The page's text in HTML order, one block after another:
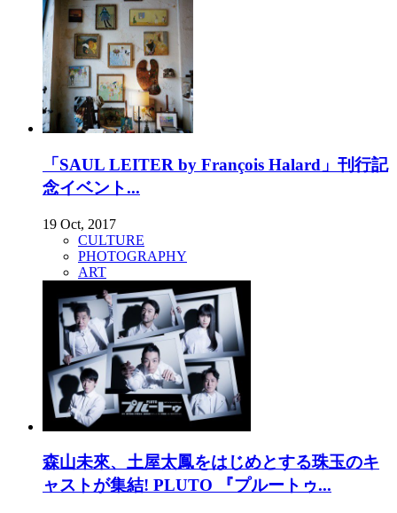
「SAUL LEITER by François Halard」刊行記
念イベント...
19 Oct, 2017
CULTURE
PHOTOGRAPHY
ART
森山未來、土屋太鳳をはじめとする珠玉のキ
ャストが集結! PLUTO 『プルートゥ...